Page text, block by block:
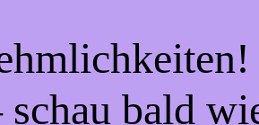
schau bald